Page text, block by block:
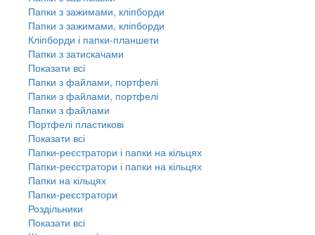
Папки з зажимами, кліпборди
Папки з зажимами, кліпборди
Кліпборди і папки-планшети
Папки з затискачами
Показати всі
Папки з файлами, портфелі
Папки з файлами, портфелі
Папки з файлами
Портфелі пластикові
Показати всі
Папки-реєстратори і папки на кільцях
Папки-реєстратори і папки на кільцях
Папки на кільцях
Папки-реєстратори
Роздільники
Показати всі